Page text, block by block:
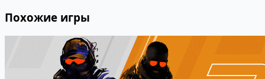
Похожие игры